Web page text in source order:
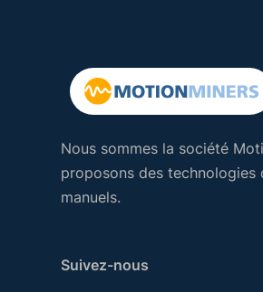
Nous sommes la société
proposons des technologies
manuels.
Suivez-nous